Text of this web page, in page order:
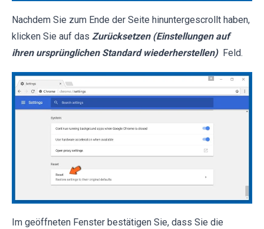
Nachdem Sie zum Ende der Seite hinuntergescrollt haben,
klicken Sie auf das Zurücksetzen (Einstellungen auf
ihren ursprünglichen Standard wiederherstellen) Feld.
Im geöffneten Fenster bestätigen Sie, dass Sie die